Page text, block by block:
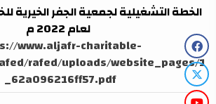
الخطة التشغيلية لجمعية الجفر الخيرية
لعام 2022 م
www.aljafr-charitable-
rafed/uploads/website_pages/1
_62a096216ff57.pdf